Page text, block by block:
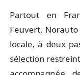
Partout en
Feuvert,
locale, à deux
sélection